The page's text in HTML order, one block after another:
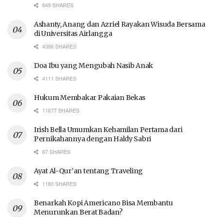
649 SHARES
Ashanty, Anang dan Azriel Rayakan Wisuda Bersama
di Universitas Airlangga
4386 SHARES
Doa Ibu yang Mengubah Nasib Anak
4111 SHARES
Hukum Membakar Pakaian Bekas
11677 SHARES
Irish Bella Umumkan Kehamilan Pertama dari
Pernikahannya dengan Haldy Sabri
67 SHARES
Ayat Al-Qur’an tentang Traveling
1180 SHARES
Benarkah Kopi Americano Bisa Membantu
Menurunkan Berat Badan?